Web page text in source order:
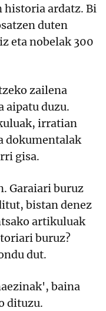
historia ardatz. Bi
duten
eta nobelak 300
zailena
aipatu duzu.
irratian
dokumentalak
gisa.
Garaiari buruz
bistan denez
artikuluak
buruz?
dut.
baina
dituzu.